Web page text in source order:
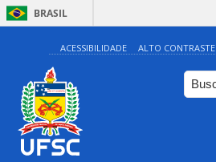
BRASIL
ACESSIBILIDADE ALTO CONTRASTE